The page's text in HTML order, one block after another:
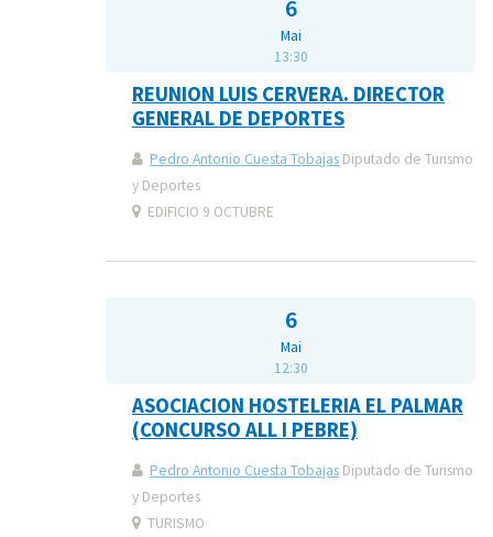
6
Mai
13:30
REUNION LUIS CERVERA. DIRECTOR
GENERAL DE DEPORTES
Pedro Antonio Cuesta Tobajas Diputado de Turismo
y Deportes
EDIFICIO 9 OCTUBRE
6
Mai
12:30
ASOCIACION HOSTELERIA EL PALMAR
(CONCURSO ALL I PEBRE)
Pedro Antonio Cuesta Tobajas Diputado de Turismo
y Deportes
TURISMO